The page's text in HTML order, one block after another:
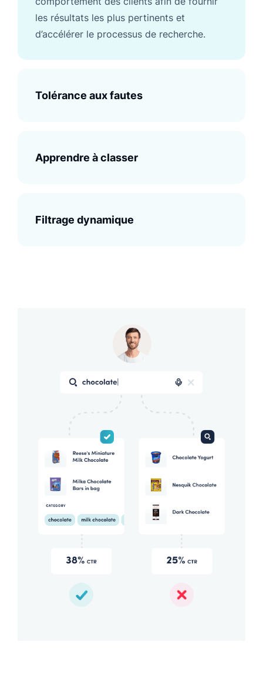
les résultats les plus pertinents et
d’accélérer le processus de recherche.
Tolérance aux fautes
Apprendre à classer
Filtrage dynamique